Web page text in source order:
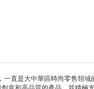
一直是大中華區時尚零售領